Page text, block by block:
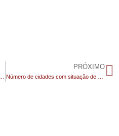
PRÓXIMO